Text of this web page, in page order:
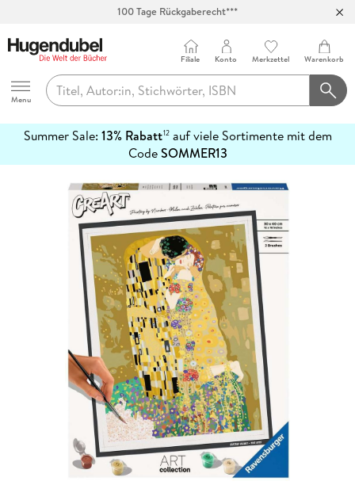
100 Tage Rückgaberecht***
Hugendubel
Menu
Filiale Konto Merkzettel Warenkorb
Summer Sale: 13% Rabatt12auf viele Sortimente mit dem
CodeSOMMER13
erfahren